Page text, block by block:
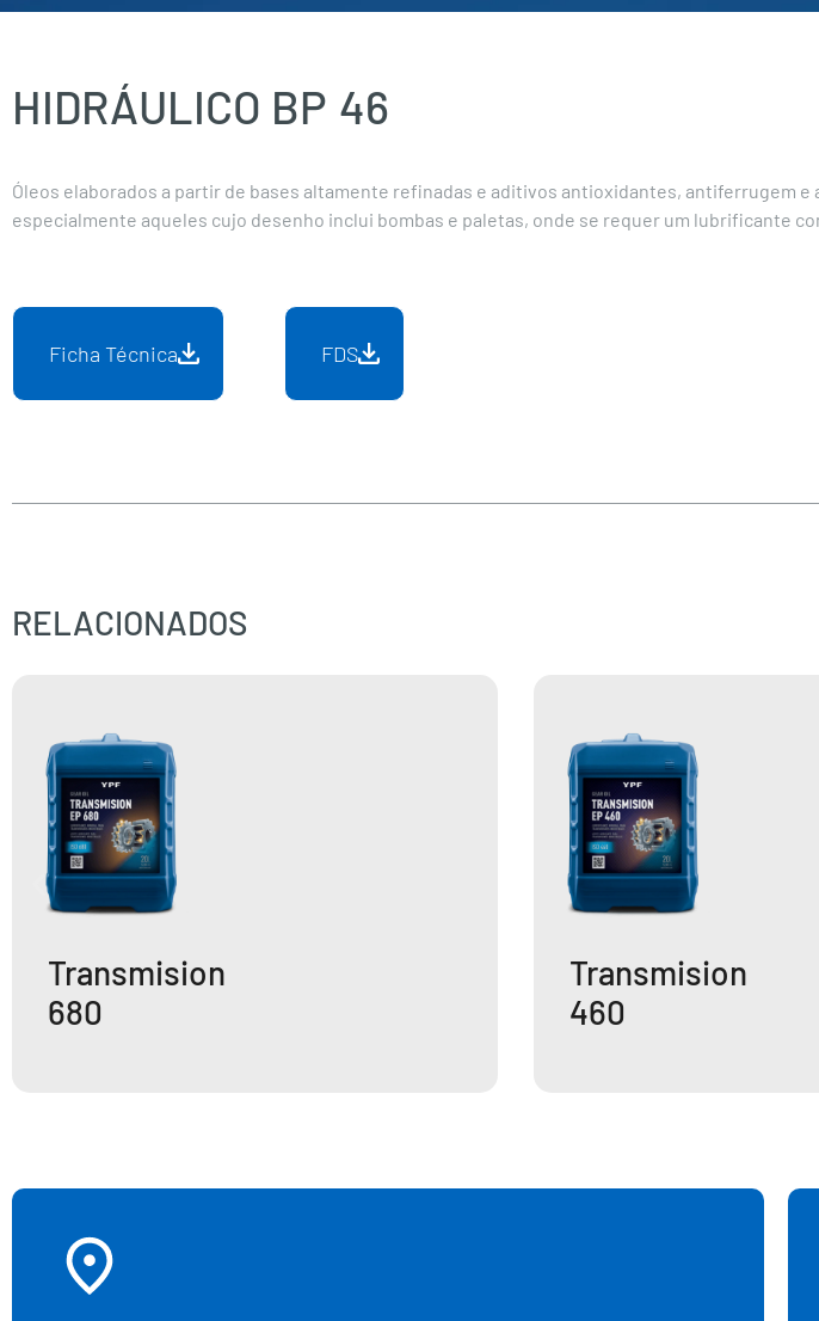
HIDRÁULICO BP 46
Óleos elaborados a partir de bases altamente refinadas e aditivos antioxidantes, antiferrugem
especialmente aqueles cujo desenho inclui bombas e paletas, onde se requer um lubrificante
Ficha Técnica FDS
RELACIONADOS
Transmision
680
Transmision
460